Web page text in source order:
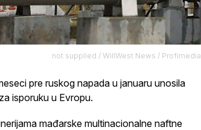
not supplied / WillWest News / Profimedia
pre ruskog napada u januaru unosila
isporuku u Evropu.
mađarske multinacionalne naftne